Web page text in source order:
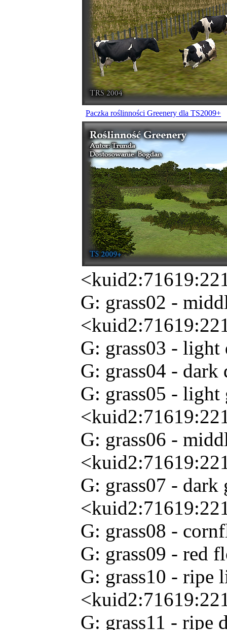
Paczka roślinności Greenery dla TS2009+
G: grass02 -
G: grass03 -
G: grass04 -
G: grass05 - light
G: grass06 -
G: grass07 - dark
G: grass08 -
G: grass09 - red
G: grass10 - ripe
G: grass11 - ripe